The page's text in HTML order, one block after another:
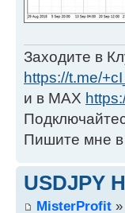
Заходите в
https://t.me/
и в МАХ
Пишите мне в
USDJPY
MisterProfit